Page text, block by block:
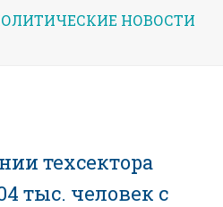
НОВОСТИ
техсектора
тыс. человек с